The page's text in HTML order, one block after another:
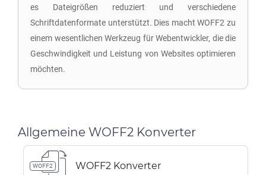
es Dateigrößen reduziert und verschiedene
Schriftdatenformate unterstützt. Dies macht WOFF2 zu
einem wesentlichen Werkzeug für Webentwickler, die die
Geschwindigkeit und Leistung von Websites optimieren
möchten.
Allgemeine WOFF2 Konverter
WOFF2 WOFF2 Konverter